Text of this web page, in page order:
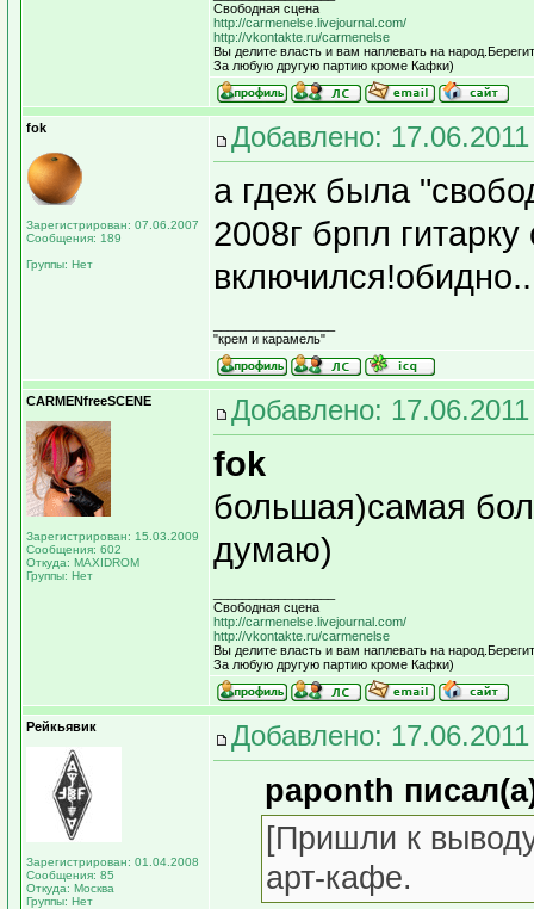
Свободная сцена
http://carmenelse.livejournal.com/
http://vkontakte.ru/carmenelse
Вы делите власть и вам наплевать на
За любую другую партию кроме Кафки)
fok
Зарегистрирован: 07.06.2007
Сообщения: 189
Группы: Нет
Добавлено:
а гдеж была
2008г брпл
"крем и карамель"
CARMENfreeSCENE
Зарегистрирован: 15.03.2009
Сообщения: 602
Откуда: MAXIDROM
Группы: Нет
Добавлено:
fok
большая)самая
думаю)
Свободная сцена
http://carmenelse.livejournal.com/
http://vkontakte.ru/carmenelse
Вы делите власть и вам наплевать на
За любую другую партию кроме Кафки)
Рейкьявик
Зарегистрирован: 01.04.2008
Сообщения: 85
Откуда: Москва
Группы: Нет
Добавлено:
paponth
[Пришли к
арт-кафе.